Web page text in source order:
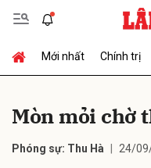
Mới nhất Chính trị
Mòn mỏi chờ
Phóng sự: Thu Hà 24/
Gửi bình luận